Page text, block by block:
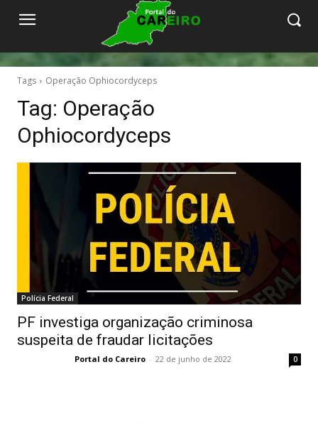
Tags Operação Ophiocordyceps
Tag: Operação
Ophiocordyceps
Polícia Federal
PF investiga organização criminosa
suspeita de fraudar licitações
Portal do Careiro - 22 de junho de 2022 0